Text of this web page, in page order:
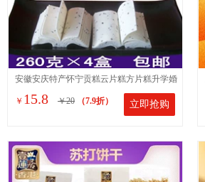
安徽安庆特产怀宁贡糕云片糕方片糕升学婚
庆乔迁喜糕点260克*6盒
￥ 15.8 ￥20 （7.9折） 立即抢购